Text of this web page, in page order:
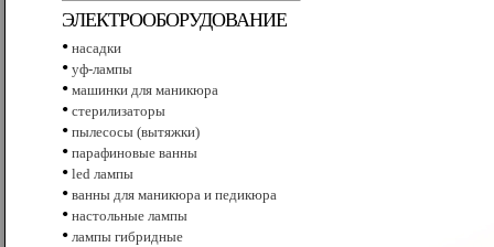
ЭЛЕКТРООБОРУДОВАНИЕ
• насадки
• уф-лампы
• машинки для маникюра
• стерилизаторы
• пылесосы (вытяжки)
• парафиновые ванны
• led лампы
• ванны для маникюра и педикюра
• настольные лампы
• лампы гибридные